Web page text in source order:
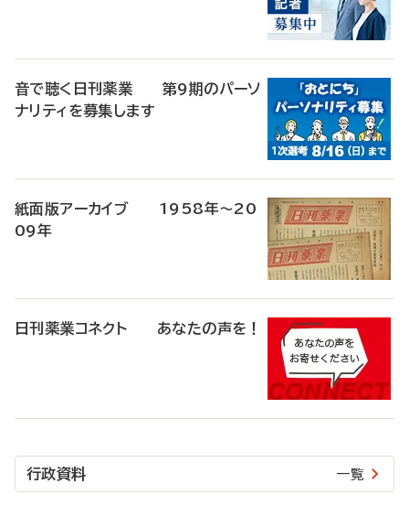
音で聴く日刊薬業 第9期のパーソ
ナリティを募集します
紙面版アーカイブ 1958年～20
09年
日刊薬業コネクト あなたの声を！
行政資料 一覧